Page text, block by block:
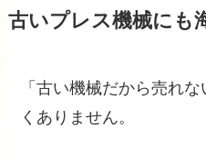
古いプレス機械にも
「古い機械だから売れ
くありません。